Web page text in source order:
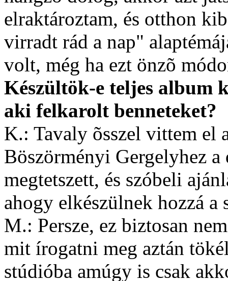
elraktároztam, és otthon
virradt rád a nap"
volt, még ha ezt önzõ
Készültök-e teljes album
aki felkarolt benneteket?
K.: Tavaly õsszel vittem el
Böszörményi Gergelyhez
megtetszett, és szóbeli
ahogy elkészülnek hozzá a
M.: Persze, ez biztosan
mit írogatni meg aztán
stúdióba amúgy is csak